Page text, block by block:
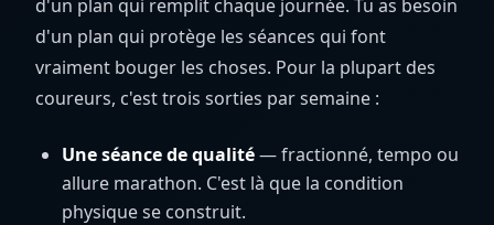
d'un plan qui remplit chaque journée. Tu as besoin
d'un plan qui protège les séances qui font
vraiment bouger les choses. Pour la plupart des
coureurs, c'est trois sorties par semaine :
Une séance de qualité— fractionné, tempo ou
allure marathon. C'est là que la condition
physique se construit.